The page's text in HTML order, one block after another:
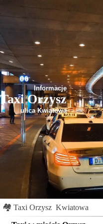
Informacje
Taxi Orzysz
ulica Kwiatowa
🏘 Taxi Orzysz Kwiatowa